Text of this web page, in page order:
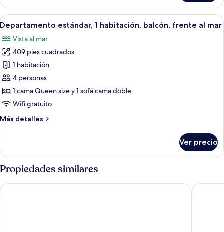
estándar,
balcón,
frente
mar
Abrir
todas
las
fotos
de
Departamento
estándar,
1
habitación,
balcón,
mar
Un dormitorio con una cama
25
Departamento estándar, 1 habitación, balcón, frente al mar
Vista al mar
409 pies cuadrados
1 habitación
4 personas
1 cama Queen size y 1 sofá cama doble
Wifi gratuito
Más detalles
Más
estándar,
1
habitación,
balcón,
frente
Ver precio
Propiedades similares
Apartments Maza Amari